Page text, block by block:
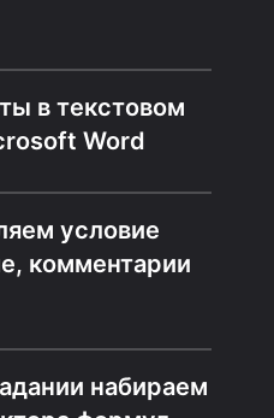
в текстовом
Word
условие
комментарии
набираем